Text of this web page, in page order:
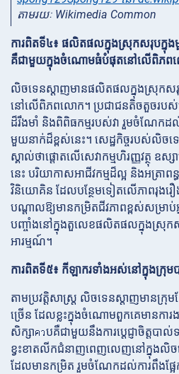
តាមរយៈ Wikimedia Common
ការពិតទី៤៖ ផលិតផលក្នុងស្រុកសរុបក្នុ
គឺជាមួយក្នុងចំណោមធំបំផុតនៅលើពិភព
លិចទេនស្តាញមានផលិតផលក្នុងស្រុកស
នៅលើពិភពលោក។ ប្រជាជនតិចតួចរបស់
ដ៏រឹងមាំ និងពិពិធកម្មរបស់វា រួមចំណែក
មួយនាក់ដ៏ខ្ពស់នេះ។ សេដ្ឋកិច្ចរបស់លិចទេ
ស្គាល់ថាផ្តោតលើសេវាកម្មហិរញ្ញវត្ថុ
នេះ បរិយាកាសអាជីវកម្មដ៏ល្អ និងអត្រាព
វិនិយោគិន ដែលបន្ថែមទៀតលើភាពរុងរឿង
បណ្តាលឱ្យមានកម្រិតជីវភាពខ្ពស់សម្រា
បញ្ចាំងនៅក្នុងតួលេខផលិតផលក្នុងស្រុក
អារម្មណ៍។
ការពិតទី៥៖ កីឡាករទាំងអស់នៅក្នុងក្រុមប
តាមប្រវត្តិសាស្ត្រ លិចទេនស្តាញមានក្រុ
ច្រើន ដែលខ្លះក្នុងចំណោមពួកគេមានការងារ
សិក្សាควបគឺជាមួយនឹងការប្តេជ្ញាចិត្តបា
ខ្វះខាតលីកជំនាញពេញលេញនៅក្នុងលិច
ដែលមានកម្រិត រួមចំណែកដល់ការពឹងផ្អែ